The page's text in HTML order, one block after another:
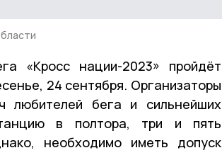
«Кросс нации-2023» пройдёт
24 сентября. Организаторы
любителей бега и сильнейших
в полтора, три и пять
необходимо иметь допуск